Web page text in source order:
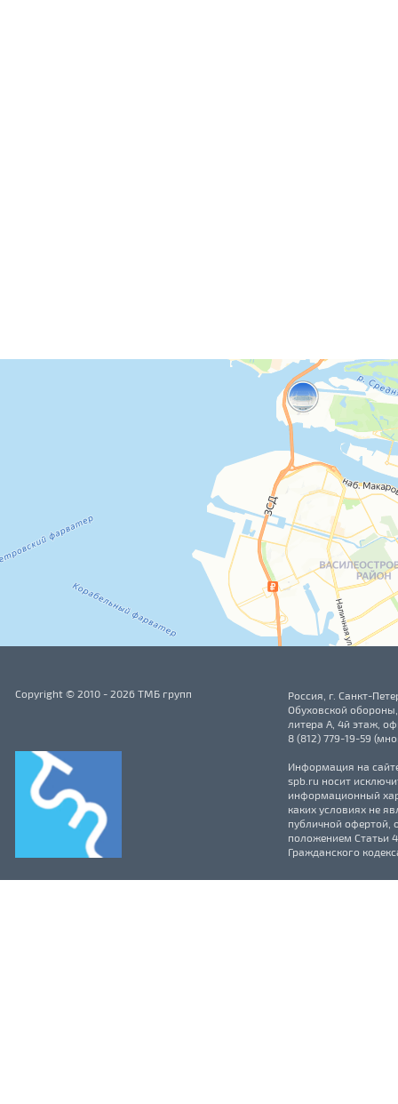
Copyright © 2010 - 2026 ТМБ групп
Россия, г. Санкт-
Обуховской
литера А, 4й этаж,
8 (812) 779-19-59
Информация на
spb.ru носит
информационный
каких условиях не
публичной офертой,
положением Статьи
Гражданского